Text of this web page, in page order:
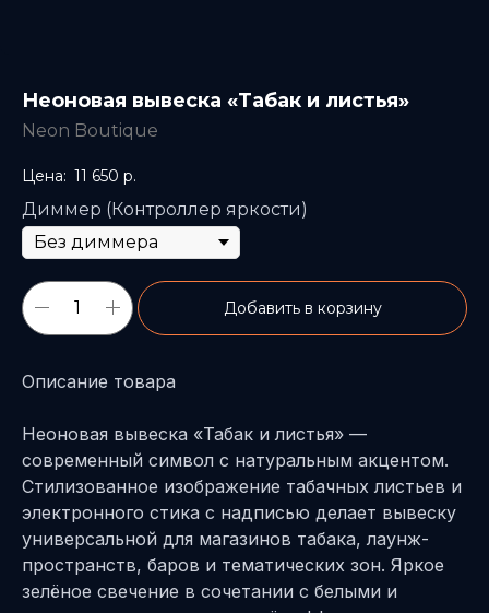
Неоновая вывеска «Табак и листья»
Neon Boutique
11 650 р.
Диммер (Контроллер яркости)
Добавить в корзину
Описание товара
Неоновая вывеска «Табак и листья» —
современный символ с натуральным акцентом.
Стилизованное изображение табачных листьев и
электронного стика с надписью делает вывеску
универсальной для магазинов табака, лаунж-
пространств, баров и тематических зон. Яркое
зелёное свечение в сочетании с белыми и